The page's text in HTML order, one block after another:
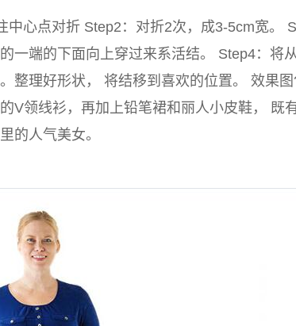
中心点对折 Step2：对折2次，成3-5cm宽。
一端的下面向上穿过来系活结。 Step4：将
整理好形状， 将结移到喜欢的位置。 效果
V领线衫，再加上铅笔裙和丽人小皮鞋， 既
的人气美女。